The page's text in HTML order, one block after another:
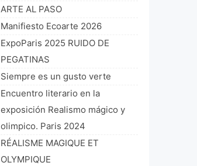
ARTE AL PASO
Manifiesto Ecoarte 2026
ExpoParis 2025 RUIDO DE
PEGATINAS
Siempre es un gusto verte
Encuentro literario en la
exposición Realismo mágico y
olimpico. Paris 2024
RÉALISME MAGIQUE ET
OLYMPIQUE